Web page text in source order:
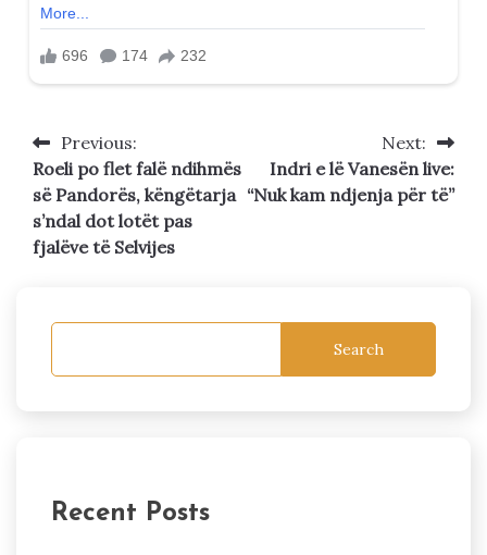
Post
navigation
Previous:
Roeli po flet falë ndihmës
së Pandorës, këngëtarja
s’ndal dot lotët pas
fjalëve të Selvijes
Next:
Indri e lë Vanesën live:
“Nuk kam ndjenja për të”
Search
Recent Posts